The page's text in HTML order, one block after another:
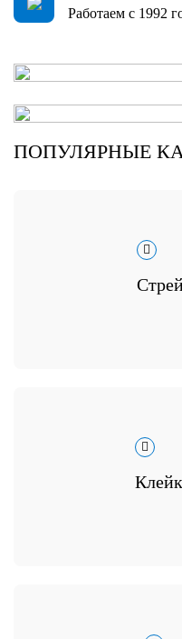
Работаем с 1992
ПОПУЛЯРНЫЕ